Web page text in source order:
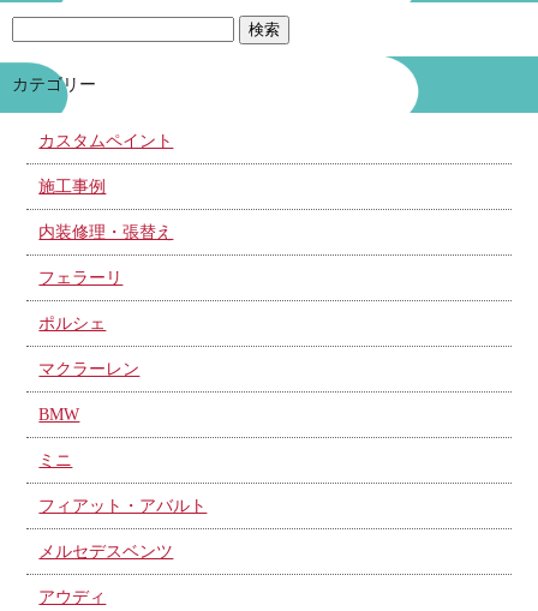
カテゴリー
カスタムペイント
施工事例
内装修理・張替え
フェラーリ
ポルシェ
マクラーレン
BMW
ミニ
フィアット・アバルト
メルセデスベンツ
アウディ